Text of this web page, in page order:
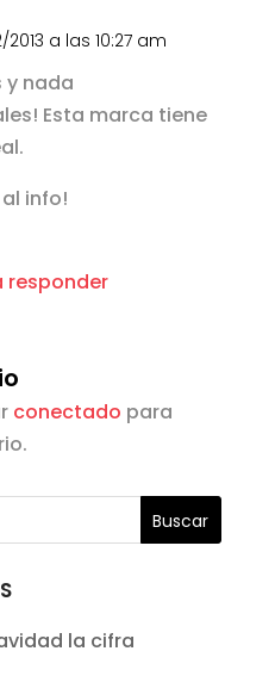
2013 a las 10:27 am
y nada
Esta marca tiene
info!
responder
conectado para
la cifra